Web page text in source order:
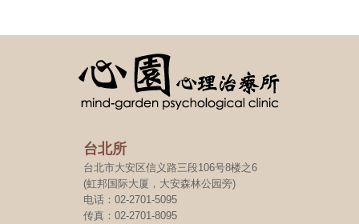
台北所
台北市大安区信义路三段106号8楼之6
(虹邦国际大厦，大安森林公园旁)
电话：02-2701-5095
传真：02-2701-8095